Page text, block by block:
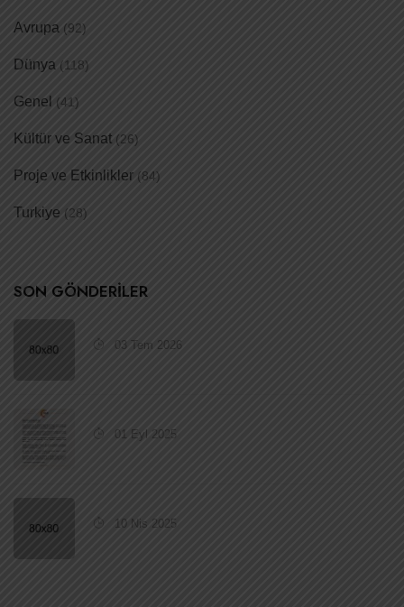
Avrupa (92)
Dünya (118)
Genel (41)
Kültür ve Sanat (26)
Proje ve Etkinlikler (84)
Turkiye (28)
SON GÖNDERILER
03 Tem 2026
01 Eyl 2025
10 Nis 2025